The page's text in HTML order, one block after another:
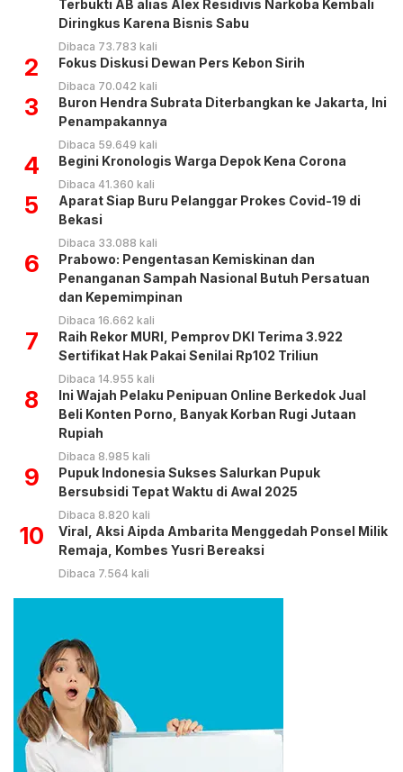
Terbukti AB alias Alex Residivis Narkoba Kembali
Diringkus Karena Bisnis Sabu
Dibaca 73.783 kali
2 Fokus Diskusi Dewan Pers Kebon Sirih
Dibaca 70.042 kali
3
Buron Hendra Subrata Diterbangkan ke Jakarta, Ini
Penampakannya
Dibaca 59.649 kali
4 Begini Kronologis Warga Depok Kena Corona
Dibaca 41.360 kali
5
Aparat Siap Buru Pelanggar Prokes Covid-19 di
Bekasi
Dibaca 33.088 kali
6
Prabowo: Pengentasan Kemiskinan dan
Penanganan Sampah Nasional Butuh Persatuan
dan Kepemimpinan
Dibaca 16.662 kali
7
Raih Rekor MURI, Pemprov DKI Terima 3.922
Sertifikat Hak Pakai Senilai Rp102 Triliun
Dibaca 14.955 kali
8
Ini Wajah Pelaku Penipuan Online Berkedok Jual
Beli Konten Porno, Banyak Korban Rugi Jutaan
Rupiah
Dibaca 8.985 kali
9
Pupuk Indonesia Sukses Salurkan Pupuk
Bersubsidi Tepat Waktu di Awal 2025
Dibaca 8.820 kali
10
Viral, Aksi Aipda Ambarita Menggedah Ponsel Milik
Remaja, Kombes Yusri Bereaksi
Dibaca 7.564 kali